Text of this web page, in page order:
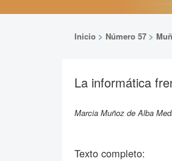
Inicio > Número 57 >
La informática
Marcia Muñoz de Alba
Texto completo: